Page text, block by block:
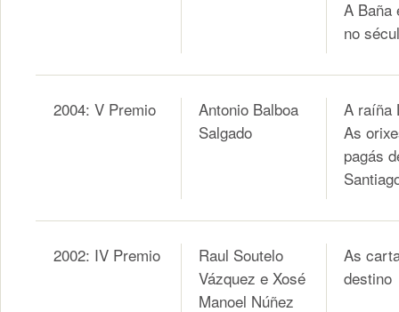
A Baña
no
2004: V Premio
Antonio Balboa
Salgado
A raíña
As
pagás
2002: IV Premio
Raul Soutelo
Vázquez e Xosé
Manoel Núñez
As
destino